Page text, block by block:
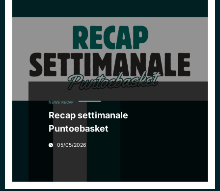
NEWS RECAP
Recap settimanale
Puntoebasket
05/05/2026